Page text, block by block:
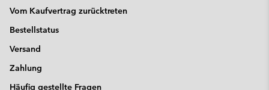
Vom Kaufvertrag zurücktreten
Bestellstatus
Versand
Zahlung
Häufig gestellte Fragen